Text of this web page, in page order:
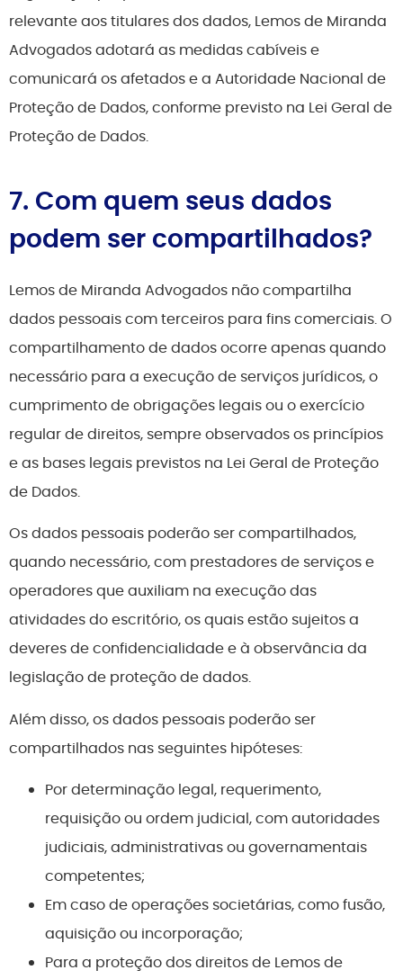
relevante aos titulares dos dados, Lemos de Miranda
Advogados adotará as medidas cabíveis e
comunicará os afetados e a Autoridade Nacional de
Proteção de Dados, conforme previsto na Lei Geral de
Proteção de Dados.
7. Com quem seus dados
podem ser compartilhados?
Lemos de Miranda Advogados não compartilha
dados pessoais com terceiros para fins comerciais. O
compartilhamento de dados ocorre apenas quando
necessário para a execução de serviços jurídicos, o
cumprimento de obrigações legais ou o exercício
regular de direitos, sempre observados os princípios
e as bases legais previstos na Lei Geral de Proteção
de Dados.
Os dados pessoais poderão ser compartilhados,
quando necessário, com prestadores de serviços e
operadores que auxiliam na execução das
atividades do escritório, os quais estão sujeitos a
deveres de confidencialidade e à observância da
legislação de proteção de dados.
Além disso, os dados pessoais poderão ser
compartilhados nas seguintes hipóteses:
Por determinação legal, requerimento,
requisição ou ordem judicial, com autoridades
judiciais, administrativas ou governamentais
competentes;
Em caso de operações societárias, como fusão,
aquisição ou incorporação;
Para a proteção dos direitos de Lemos de